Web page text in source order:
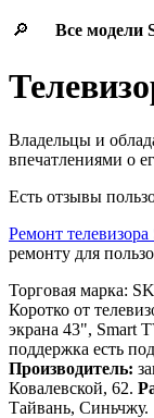
🔎 Все модели
Владельцы и
впечатлениями о
Есть отзывы
Ремонт
ремонту для
Торговая марка:
Коротко от
экрана 43", Smart
поддержка есть
Производитель:
Ковалевской, 62.
Тайвань, Синьчжу.